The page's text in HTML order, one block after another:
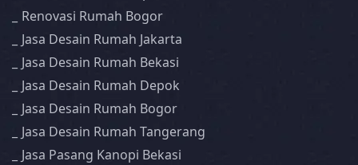
Renovasi Rumah Bogor
Jasa Desain Rumah Jakarta
Jasa Desain Rumah Bekasi
Jasa Desain Rumah Depok
Jasa Desain Rumah Bogor
Jasa Desain Rumah Tangerang
Jasa Pasang Kanopi Bekasi